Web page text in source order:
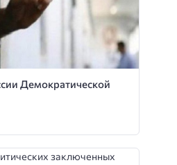
Демократической